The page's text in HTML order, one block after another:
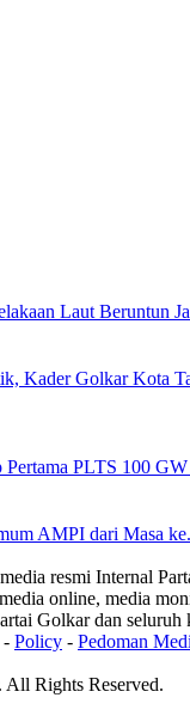
Laut Beruntun
Kader Golkar Kota
PLTS 100
AMPI dari Masa
resmi Internal
online, media
Golkar dan seluruh
- Policy - Pedoman
Rights Reserved.